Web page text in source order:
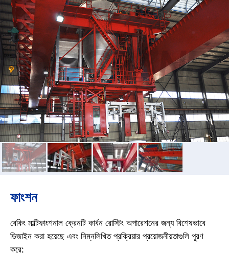
ফাংশন
বেকিং মাল্টিফাংশনাল ক্রেনটি কার্বন রোস্টিং অপারেশনের জন্য বিশেষভাবে
ডিজাইন করা হয়েছে এবং নিম্নলিখিত প্রক্রিয়ার প্রয়োজনীয়তাগুলি পূরণ
করে: